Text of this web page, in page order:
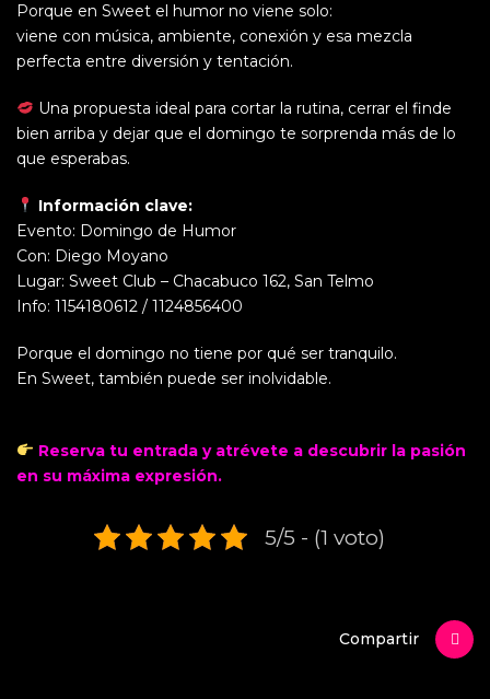
Porque en Sweet el humor no viene solo:
viene con música, ambiente, conexión y esa mezcla
perfecta entre diversión y tentación.
Una propuesta ideal para cortar la rutina, cerrar el finde
bien arriba y dejar que el domingo te sorprenda más de lo
que esperabas.
Información clave:
Evento: Domingo de Humor
Con: Diego Moyano
Lugar: Sweet Club – Chacabuco 162, San Telmo
Info: 1154180612 / 1124856400
Porque el domingo no tiene por qué ser tranquilo.
En Sweet, también puede ser inolvidable.
Reserva tu entrada y atrévete a descubrir la pasión
en su máxima expresión.
5/5 - (1 voto)
Compartir